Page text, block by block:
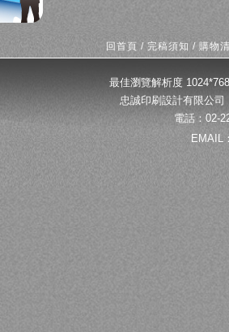
回首頁 /完稿須知 /購物
最佳瀏覽解析度
忠誠印刷設計有限公
電話：02-
EMAIL